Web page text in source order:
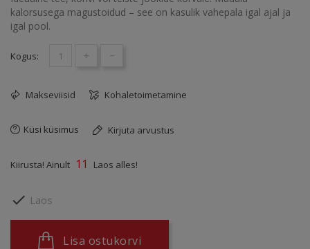
kalorsusega magustoidud – see on kasulik vahepala igal ajal ja
igal pool.
Kogus: + -
Makseviisid Kohaletoimetamine
Küsi küsimus Kirjuta arvustus
Kiirusta! Ainult 11 Laos alles!
 Laos
Lisa ostukorvi